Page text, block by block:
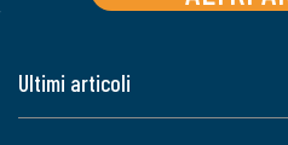
Ultimi articoli